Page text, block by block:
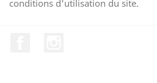
conditions d'utilisation du site.